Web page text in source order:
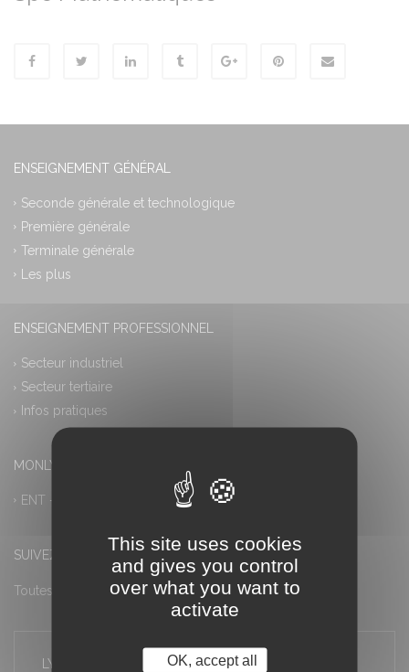
ENSEIGNEMENT GÉNÉRAL
Seconde générale et technologique
Première générale
Terminale générale
Les plus
ENSEIGNEMENT PROFESSIONNEL
Secteur industriel
Secteur tertiaire
Infos pratiques
MONLYCEE.NET (ENT) – PRONOTE
ENT – Accès à PRONOTE
SUIVEZ-NOUS
Toutes les actualités
LYCÉE LOUIS ARMAND
This site uses cookies
and gives you control
over what you want to
activate
OK, accept all